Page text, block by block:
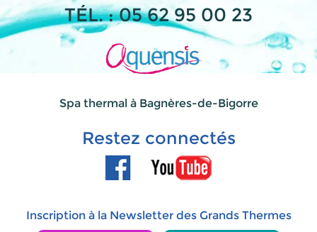
TÉL. : 05 62 95 00 23
Spa thermal à Bagnères-de-Bigorre
Restez connectés
Inscription à la Newsletter des Grands Thermes